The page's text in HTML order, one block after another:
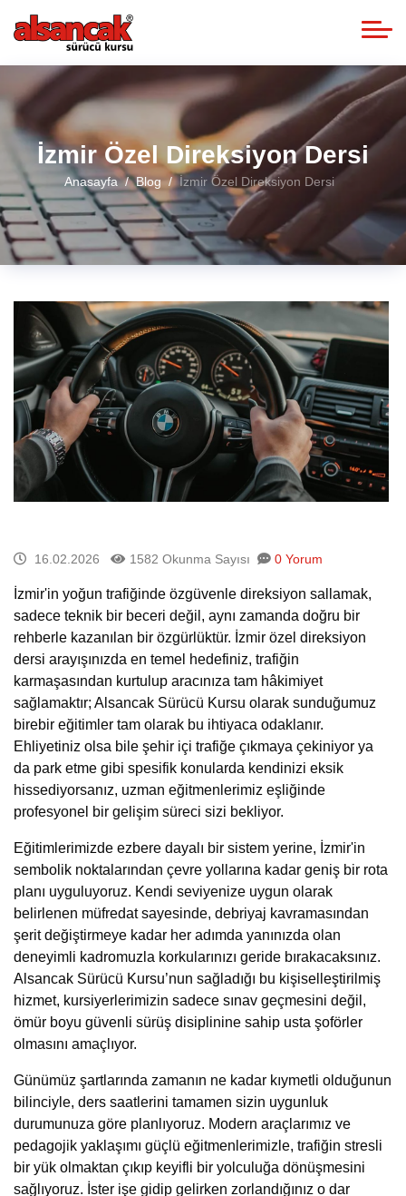
İzmir Özel Direksiyon Dersi
Anasayfa Blog İzmir Özel Direksiyon Dersi
16.02.2026 1582 Okunma Sayısı 0 Yorum
İzmir'in yoğun trafiğinde özgüvenle direksiyon sallamak,
sadece teknik bir beceri değil, aynı zamanda doğru bir
rehberle kazanılan bir özgürlüktür. İzmir özel direksiyon
dersi arayışınızda en temel hedefiniz, trafiğin
karmaşasından kurtulup aracınıza tam hâkimiyet
sağlamaktır; Alsancak Sürücü Kursu olarak sunduğumuz
birebir eğitimler tam olarak bu ihtiyaca odaklanır.
Ehliyetiniz olsa bile şehir içi trafiğe çıkmaya çekiniyor ya
da park etme gibi spesifik konularda kendinizi eksik
hissediyorsanız, uzman eğitmenlerimiz eşliğinde
profesyonel bir gelişim süreci sizi bekliyor.
Eğitimlerimizde ezbere dayalı bir sistem yerine, İzmir'in
sembolik noktalarından çevre yollarına kadar geniş bir rota
planı uyguluyoruz. Kendi seviyenize uygun olarak
belirlenen müfredat sayesinde, debriyaj kavramasından
şerit değiştirmeye kadar her adımda yanınızda olan
deneyimli kadromuzla korkularınızı geride bırakacaksınız.
Alsancak Sürücü Kursu’nun sağladığı bu kişiselleştirilmiş
hizmet, kursiyerlerimizin sadece sınav geçmesini değil,
ömür boyu güvenli sürüş disiplinine sahip usta şoförler
olmasını amaçlıyor.
Günümüz şartlarında zamanın ne kadar kıymetli olduğunun
bilinciyle, ders saatlerini tamamen sizin uygunluk
durumunuza göre planlıyoruz. Modern araçlarımız ve
pedagojik yaklaşımı güçlü eğitmenlerimizle, trafiğin stresli
bir yük olmaktan çıkıp keyifli bir yolculuğa dönüşmesini
sağlıyoruz. İster işe gidip gelirken zorlandığınız o dar